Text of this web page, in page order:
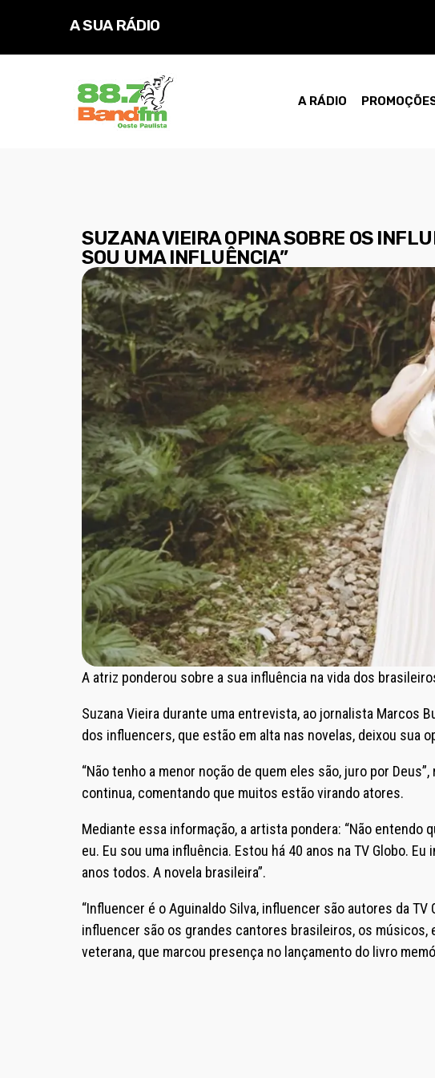
A SUA RÁDIO
A RÁDIO
SUZANA VIEIRA OPINA SOBRE OS
SOU UMA INFLUÊNCIA”
A atriz ponderou sobre a sua influência na vida dos
Suzana Vieira durante uma entrevista, ao jornalista Marcos
dos influencers, que estão em alta nas novelas, deixou sua
“Não tenho a menor noção de quem eles são, juro por
continua, comentando que muitos estão virando atores.
Mediante essa informação, a artista pondera: “Não entendo
eu. Eu sou uma influência. Estou há 40 anos na TV Globo.
anos todos. A novela brasileira”.
“Influencer é o Aguinaldo Silva, influencer são autores da
influencer são os grandes cantores brasileiros, os músicos,
veterana, que marcou presença no lançamento do livro